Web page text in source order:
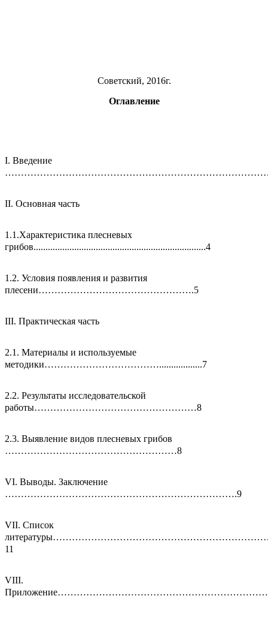
Советский, 2016г.
Оглавление
I. Введение
II. Основная часть
1.1.Характеристика плесневых
грибов........................................................................4
1.2. Условия появления и развития
плесени………………………………………….5
III. Практическая часть
2.1. Материалы и используемые
методики………………………………..................7
2.2. Результаты исследовательской
работы……………………………………………8
2.3. Выявление видов плесневых грибов
………………………………………………8
VI. Выводы. Заключение
……………………………………………………………….9
VII. Список
11
VIII.